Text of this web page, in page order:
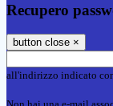
Recupero
button close ×
all'indirizzo indicato